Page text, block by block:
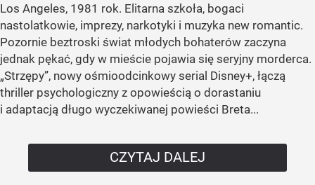
Los Angeles, 1981 rok. Elitarna szkoła, bogaci
nastolatkowie, imprezy, narkotyki i muzyka new romantic.
Pozornie beztroski świat młodych bohaterów zaczyna
jednak pękać, gdy w mieście pojawia się seryjny morderca.
„Strzępy”, nowy ośmioodcinkowy serial Disney+, łączą
thriller psychologiczny z opowieścią o dorastaniu
i adaptacją długo wyczekiwanej powieści Breta...
CZYTAJ DALEJ